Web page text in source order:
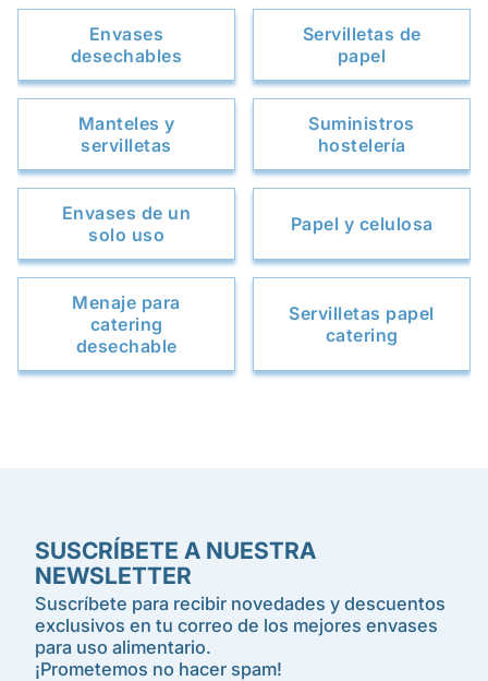
Envases
desechables
Servilletas de
papel
Manteles y
servilletas
Suministros
hostelería
Envases de un
solo uso
Papel y celulosa
Menaje para
catering
desechable
Servilletas papel
catering
SUSCRÍBETE A NUESTRA
NEWSLETTER
Suscríbete para recibir novedades y descuentos
exclusivos en tu correo de los mejores envases
para uso alimentario.
¡Prometemos no hacer spam!